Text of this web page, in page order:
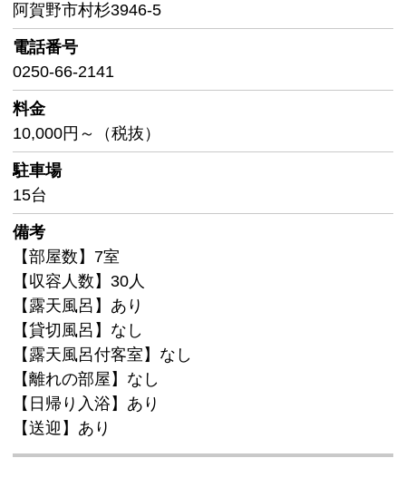
阿賀野市村杉3946-5
電話番号
0250-66-2141
料金
10,000円～（税抜）
駐車場
15台
備考
【部屋数】7室
【収容人数】30人
【露天風呂】あり
【貸切風呂】なし
【露天風呂付客室】なし
【離れの部屋】なし
【日帰り入浴】あり
【送迎】あり